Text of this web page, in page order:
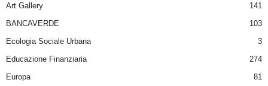
Art Gallery
141
BANCAVERDE
103
Ecologia Sociale Urbana
3
Educazione Finanziaria
274
Europa
81